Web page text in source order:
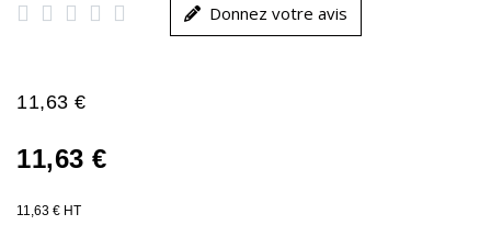
     Donnez votre avis
11,63 €
11,63 €
11,63 € HT